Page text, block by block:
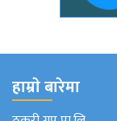
हाम्राे बारेमा